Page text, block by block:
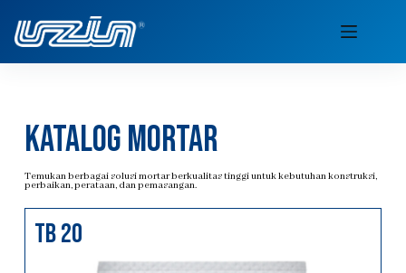
katalog mortar
Temukan berbagai solusi mortar berkualitas tinggi untuk kebutuhan konstruksi,
perbaikan, perataan, dan pemasangan.
TB 20